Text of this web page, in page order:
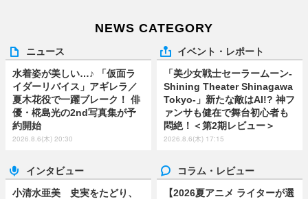
NEWS CATEGORY
ニュース
水着姿が美しい…♪ 「仮面ラ
イダーリバイス」アギレラ／
夏木花役で一躍ブレーク！ 俳
優・椛島光の2nd写真集が予
約開始
2026.8.6(木) 20:30
イベント・レポート
「美少女戦士セーラームーン-
Shining Theater Shinagawa
Tokyo-」新たな敵はAI!? 神フ
ァンサも健在で舞台初心者も
悶絶！＜第2期レビュー＞
2026.8.6(木) 17:15
インタビュー
小清水亜美 史実をたどり、
コラム・レビュー
【2026夏アニメ ライターが選